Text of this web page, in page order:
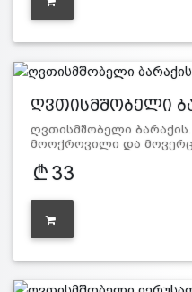
ღვთისმშობელი
ღვთისმშობელი
მოოქროვილი და
33